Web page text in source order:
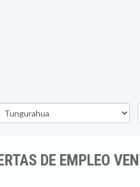
DE EMPLEO